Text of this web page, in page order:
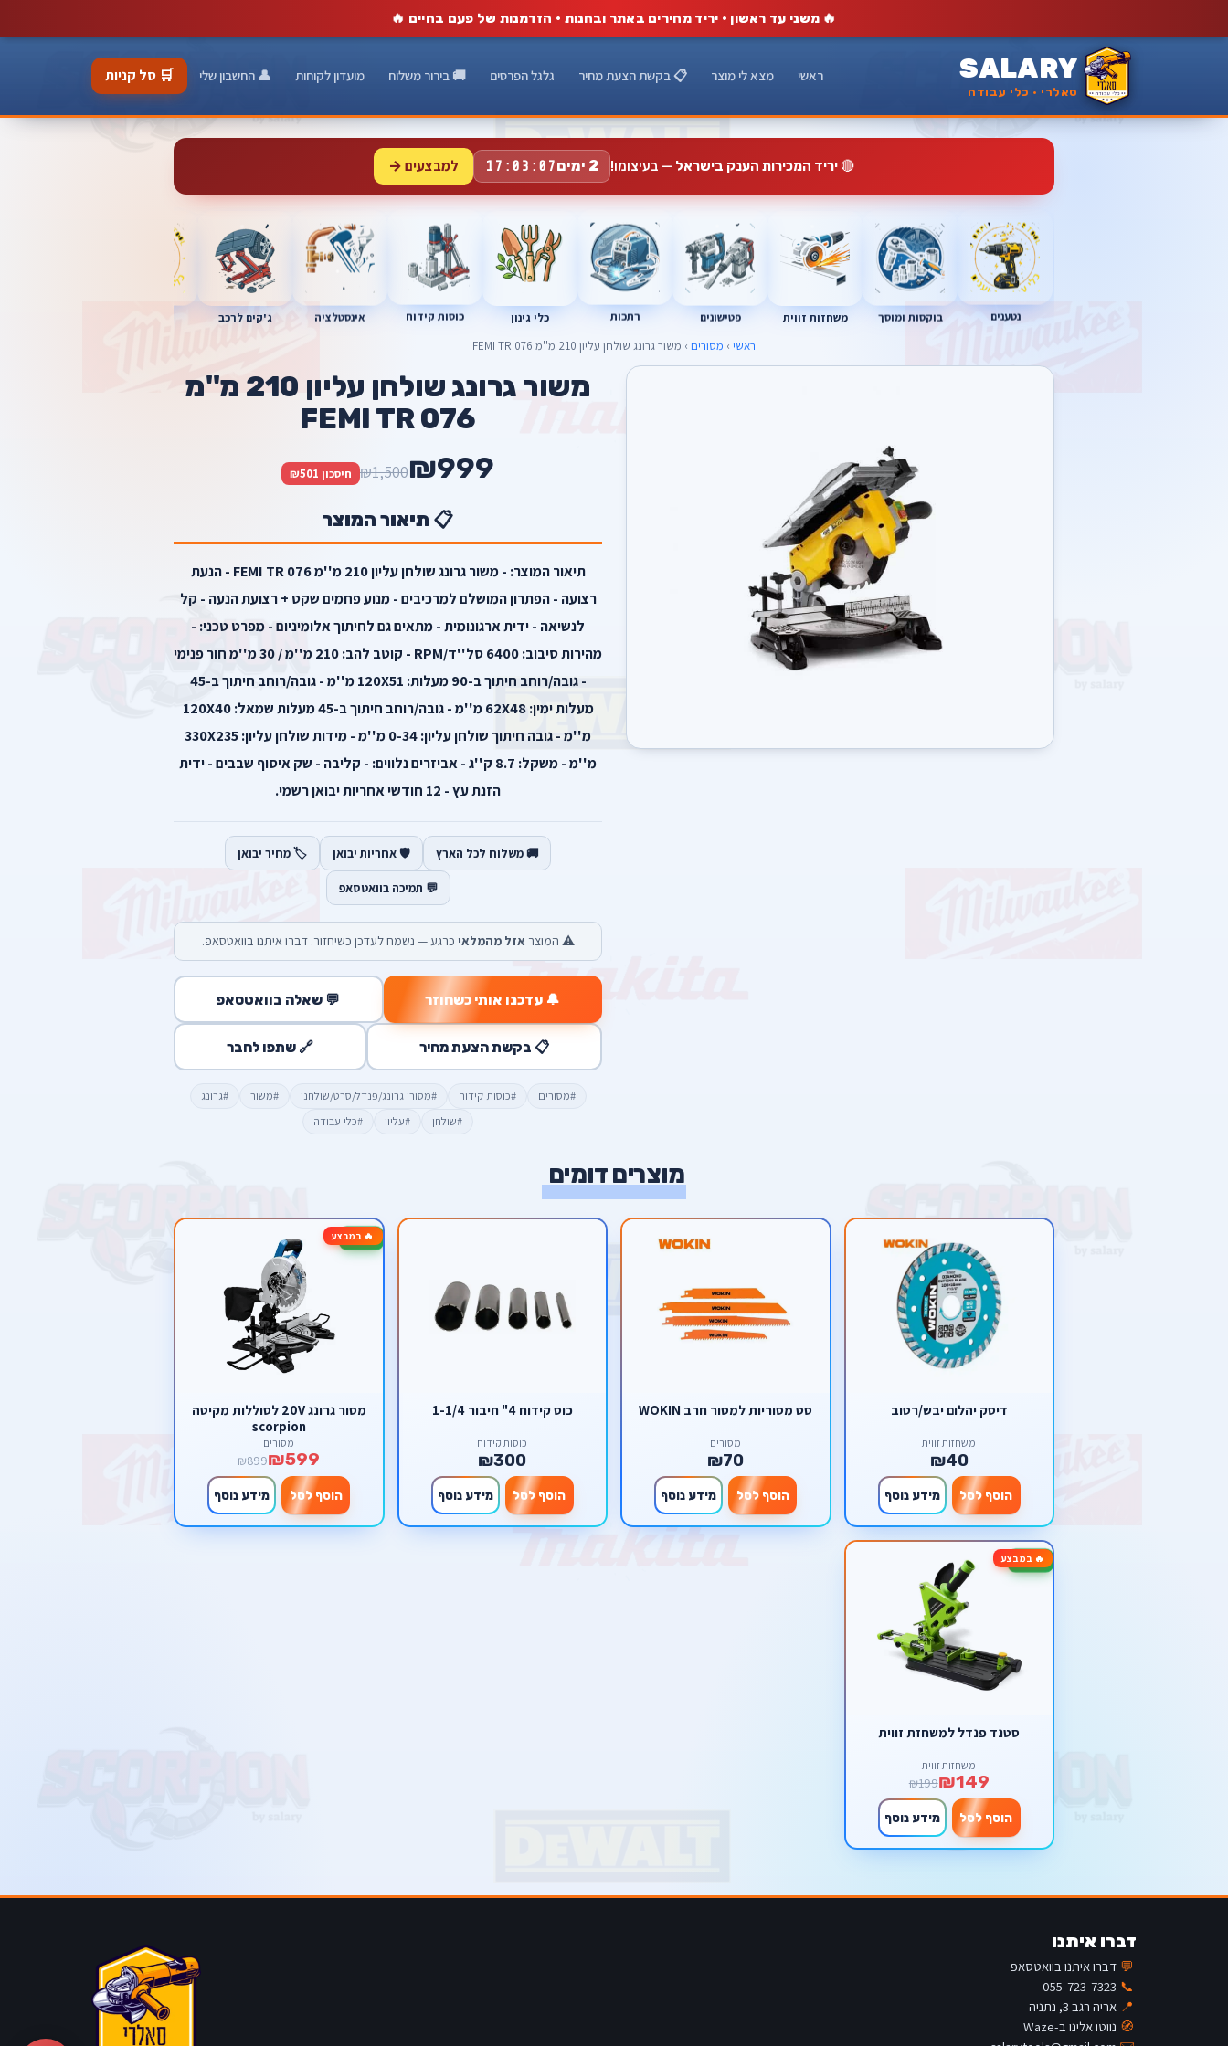
🔥 משני עד ראשון · יריד מחירים באתר ובחנות · הזדמנות של פעם בחיים 🔥
SALARY
סאלרי · כלי עבודה
ראשי מצא לי מוצר 📋 בקשת הצעת מחיר גלגל הפרסים 🚚 בירור משלוח מועדון לקוחות 👤 החשבון שלי 🛒 סל קניות
🔴יריד המכירות הענק בישראל — בעיצומו! 2 ימים 17:03:06 למבצעים →
נטענים בוקסות ומוסך משחזות זווית פטישונים רתכות כלי גינון כוסות קידוח אינסטלציה ג'קים לרכב
ראשי › מסורים › משור גרונג שולחן עליון 210 מ''מ FEMI TR 076
משור גרונג שולחן עליון 210 מ''מ
FEMI TR 076
₪999
₪1,500 חיסכון ₪501
📋 תיאור המוצר
תיאור המוצר: - משור גרונג שולחן עליון 210 מ''מ FEMI TR 076 - הנעת
רצועה - הפתרון המושלם למרכיבים - מנוע פחמים שקט + רצועת הנעה - קל
לנשיאה - ידית ארגונומית - מתאים גם לחיתוך אלומיניום - מפרט טכני: -
מהירות סיבוב: 6400 סל''ד/RPM - קוטב להב: 210 מ''מ / 30 מ''מ חור פנימי
- גובה/רוחב חיתוך ב-90 מעלות: 120X51 מ''מ - גובה/רוחב חיתוך ב-45
מעלות ימין: 62X48 מ''מ - גובה/רוחב חיתוך ב-45 מעלות שמאל: 120X40
מ''מ - גובה חיתוך שולחן עליון: 0-34 מ''מ - מידות שולחן עליון: 330X235
מ''מ - משקל: 8.7 ק''ג - אביזרים נלווים: - קליבה - שק איסוף שבבים - ידית
הזנת עץ - 12 חודשי אחריות יבואן רשמי.
🚚 משלוח לכל הארץ 🛡️ אחריות יבואן 🏷️ מחיר יבואן
💬 תמיכה בוואטסאפ
⚠️ המוצר אזל מהמלאי כרגע — נשמח לעדכן כשיחזור. דברו איתנו בוואטסאפ.
🔔 עדכנו אותי כשחוזר 💬 שאלה בוואטסאפ
📋 בקשת הצעת מחיר 🔗 שתפו לחבר
#מסורים #כוסות קידוח #מסורי גרונג/פנדל/סרט/שולחני #משור
#גרונג
#שולחן
#עליון #כלי עבודה
מוצרים דומים
דיסק יהלום יבש/רטוב
משחזות זווית
₪40
הוסף לסל מידע נוסף
סט מסוריות למסור חרב WOKIN
מסורים
₪70
הוסף לסל מידע נוסף
כוס קידוח 4" חיבור 1-1/4
כוסות קידוח
₪300
הוסף לסל מידע נוסף
🔥 במבצע-33%
מסור גרונג 20V לסוללות מקיטה
scorpion
מסורים
₪599
₪899
הוסף לסל מידע נוסף
🔥 במבצע-25%
סטנד פנדל למשחזת זווית
משחזות זווית
₪149
₪199
הוסף לסל מידע נוסף
דברו איתנו
💬 דברו איתנו בוואטסאפ
📞
055-723-7323
📍 אריה רגב 3, נתניה
🧭 נווטו אלינו ב-Waze